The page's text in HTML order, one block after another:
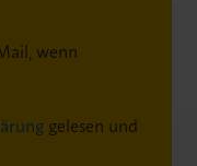
wenn
gelesen und